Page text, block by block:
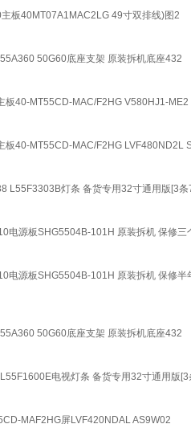
板40MT07A1MAC2LG 49寸双排线)图2
50G60底座支架 原装拆机底座432
40-MT55CD-MAC/F2HG V580HJ1-ME2
40-MT55CD-MAC/F2HG LVF480ND2L
L55F3303B灯条 备货专用32寸通用版[3条
电源板SHG5504B-101H 原装拆机 保修三
电源板SHG5504B-101H 原装拆机 保修半
50G60底座支架 原装拆机底座432
电视灯条 备货专用32寸通用版
MAF2HG屏LVF420NDAL AS9W02